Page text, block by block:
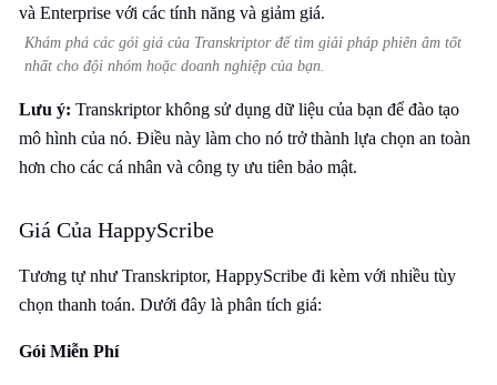
Khám phá các gói giá của Transkriptor để tìm giải pháp phiên âm tốt
nhất cho đội nhóm hoặc doanh nghiệp của bạn.
Lưu ý: Transkriptor không sử dụng dữ liệu của bạn để đào tạo
mô hình của nó. Điều này làm cho nó trở thành lựa chọn an toàn
hơn cho các cá nhân và công ty ưu tiên bảo mật.
Giá Của HappyScribe
Tương tự như Transkriptor, HappyScribe đi kèm với nhiều tùy
chọn thanh toán. Dưới đây là phân tích giá:
Gói Miễn Phí